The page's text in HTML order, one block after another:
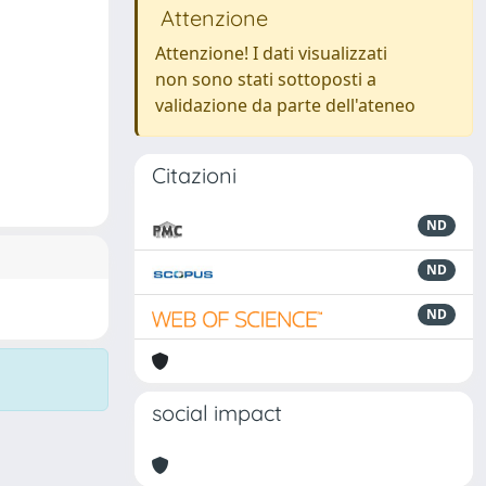
Attenzione
Attenzione! I dati visualizzati
non sono stati sottoposti a
validazione da parte dell'ateneo
Citazioni
ND
ND
ND
social impact